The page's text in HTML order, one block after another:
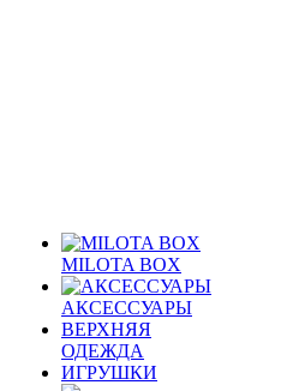
MILOTA BOX
АКСЕССУАРЫ
ВЕРХНЯЯ
ОДЕЖДА
ИГРУШКИ